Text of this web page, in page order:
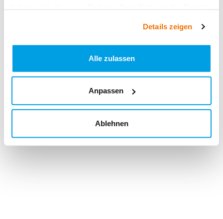
Details zeigen
Alle zulassen
Anpassen
Ablehnen